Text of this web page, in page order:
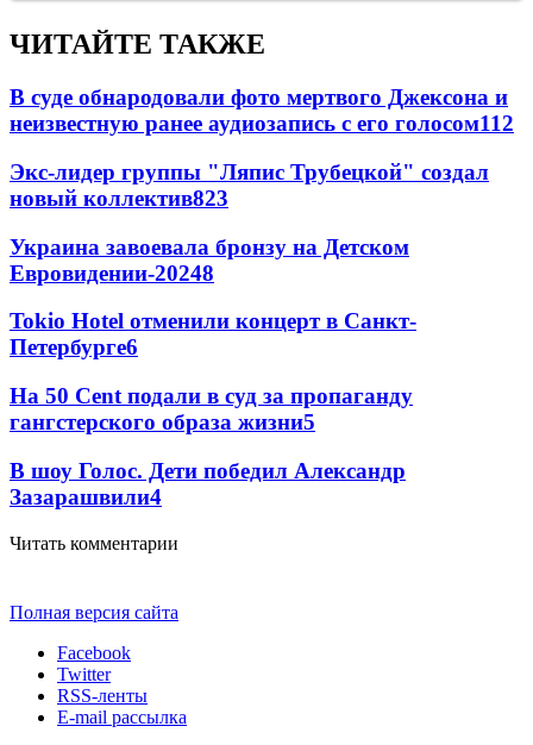
ЧИТАЙТЕ ТАКЖЕ
В суде обнародовали фото мертвого Джексона и
неизвестную ранее аудиозапись с его голосом112
Экс-лидер группы "Ляпис Трубецкой" создал
новый коллектив823
Украина завоевала бронзу на Детском
Евровидении-20248
Tokio Hotel отменили концерт в Санкт-
Петербурге6
На 50 Cent подали в суд за пропаганду
гангстерского образа жизни5
В шоу Голос. Дети победил Александр
Зазарашвили4
Читать комментарии
Полная версия сайта
Facebook
Twitter
RSS-ленты
E-mail рассылка